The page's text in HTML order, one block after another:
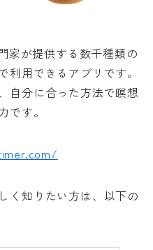
家が提供する数千種類の
利用できるアプリです。
自分に合った方法で瞑想
です。
く知りたい方は、以下の